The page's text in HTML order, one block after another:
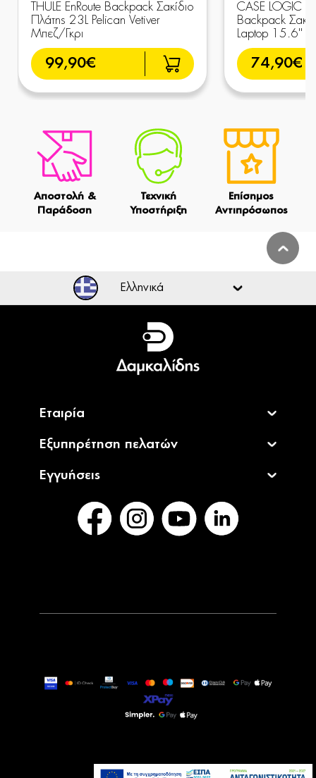
THULE EnRoute Backpack Σακίδιο
Πλάτης 23L Pelican Vetiver
Μπεζ/Γκρι
99,90€
CASE LOGIC
Backpack
Laptop 15.6''
74,90€
Αποστολή &
Παράδοση
Τεχνική
Υποστήριξη
Επίσημος
Αντιπρόσωπος
Ελληνικά
Ελληνικά
English
Εταιρία
Εξυπηρέτηση πελατών
Εγγυήσεις